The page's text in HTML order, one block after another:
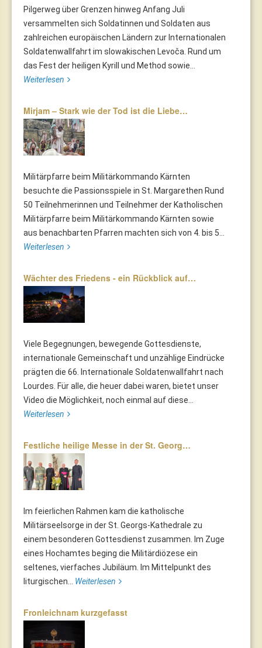
Pilgerweg über Grenzen hinweg Anfang Juli
versammelten sich Soldatinnen und Soldaten aus
zahlreichen europäischen Ländern zur Internationalen
Soldatenwallfahrt im slowakischen Levoča. Rund um
das Fest der heiligen Kyrill und Method sowie...
Weiterlesen
Mirjam – Stark wie der Tod ist die Liebe…
Militärpfarre beim Militärkommando Kärnten
besuchte die Passionsspiele in St. Margarethen Rund
50 Teilnehmerinnen und Teilnehmer der Katholischen
Militärpfarre beim Militärkommando Kärnten sowie
aus benachbarten Pfarren machten sich von 4. bis 5...
Weiterlesen
Wächter des Friedens - ein Rückblick auf…
Viele Begegnungen, bewegende Gottesdienste,
internationale Gemeinschaft und unzählige Eindrücke
prägten die 66. Internationale Soldatenwallfahrt nach
Lourdes. Für alle, die heuer dabei waren, bietet unser
Video die Möglichkeit, noch einmal auf diese...
Weiterlesen
Festliche heilige Messe in der St. Georg…
Im feierlichen Rahmen kam die katholische
Militärseelsorge in der St. Georgs-Kathedrale zu
einem besonderen Gottesdienst zusammen. Im Zuge
eines Hochamtes beging die Militärdiözese ein
seltenes, vierfaches Jubiläum. Im Mittelpunkt des
liturgischen... Weiterlesen
Fronleichnam kurzgefasst